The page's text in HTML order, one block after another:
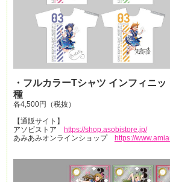
・フルカラーTシャツ インフィニ
種
各4,500円（税抜）
【通販サイト】
アソビストア https://shop.asobistore.jp/
あみあみオンラインショップ https://